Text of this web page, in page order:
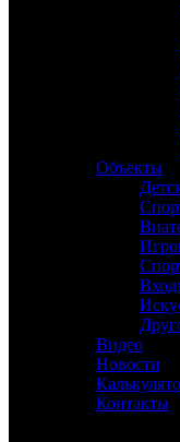
Объекты
Видео
Новости
Контакты